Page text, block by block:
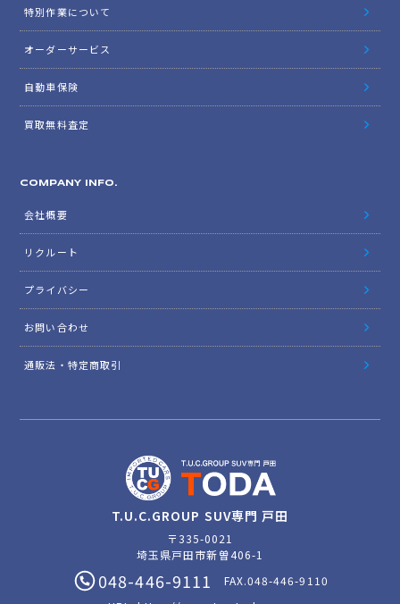
特別作業について
オーダーサービス
自動車保険
買取無料査定
COMPANY INFO.
会社概要
リクルート
プライバシー
お問い合わせ
通販法・特定商取引
T.U.C.GROUP SUV専門 戸田
〒335-0021
埼玉県戸田市新曽406-1
048-446-9111
FAX.048-446-9110